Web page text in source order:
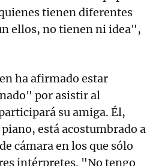
tienen diferentes
ellos, no tienen ni idea",
ha afirmado estar
por asistir al
su amiga. Él,
está acostumbrado a
cámara en los que sólo
intérpretes. "No tengo